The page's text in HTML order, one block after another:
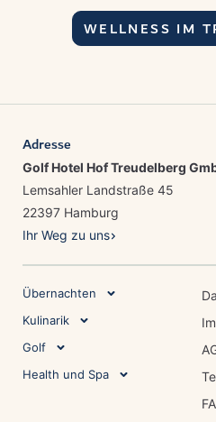
WELLNESS IM
Adresse
Golf Hotel Hof Treudelberg
Lemsahler Landstraße 45
22397 Hamburg
Ihr Weg zu uns
Übernachten
Kulinarik
Golf
Health und Spa